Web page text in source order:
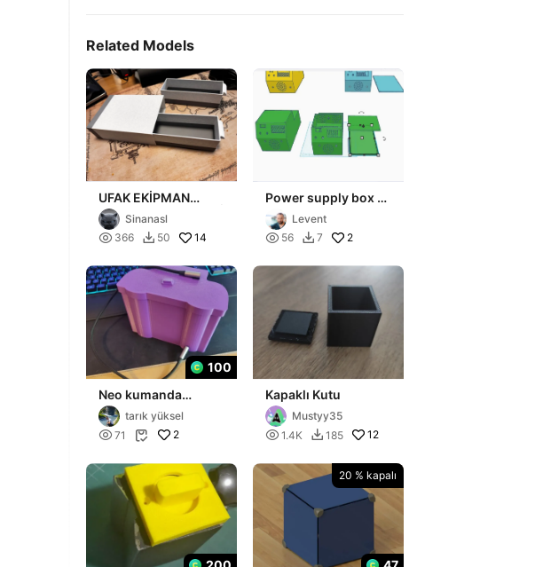
Related Models
UFAK EKİPMAN
KUTUSU ÇEKMECELİ
Sinanasl
 366  50 14
Power supply box -
Ayarlı Güç Kaynağı
KutuLevent
 56  7 2
100
Neo kumanda
kutusu kapagi
tarık yüksel
 71  2
Kapaklı Kutu
Mustyy35
 1.4K  185 12
20 % kapalı